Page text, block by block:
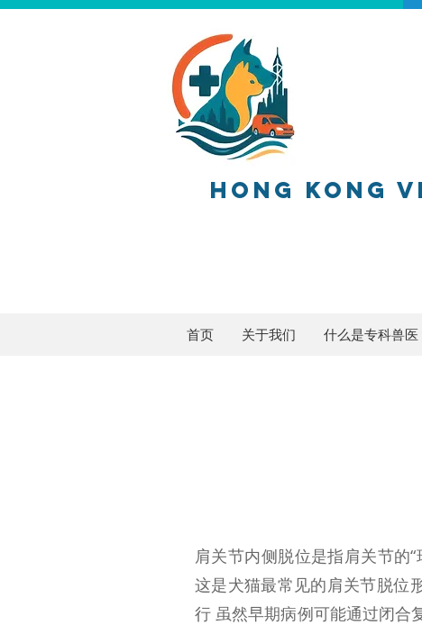
HONG KONG
香港兽医
首页 关于我们 什么是专科兽医
肩关节内侧脱位是指肩关节的
这是犬猫最常见的肩关节脱位
行 虽然早期病例可能通过闭合